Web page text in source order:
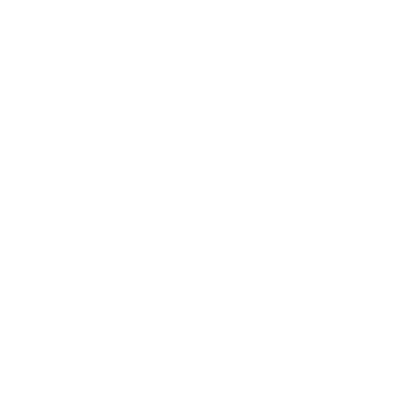
nic. Ubytování mohlo být lepší, ale chápu, že v dané lokalitě to bude s
jednalo o 4* hotely, nicméně snídaně této úrovni neodpovídaly.